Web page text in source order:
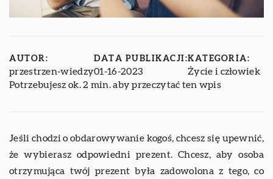
AUTOR:
przestrzen-wiedzy
DATA PUBLIKACJI:
01-16-2023
KATEGORIA:
Życie i człowiek
Potrzebujesz ok. 2 min. aby przeczytać ten wpis
Jeśli chodzi o obdarowywanie kogoś, chcesz się upewnić,
że wybierasz odpowiedni prezent. Chcesz, aby osoba
otrzymująca twój prezent była zadowolona z tego, co